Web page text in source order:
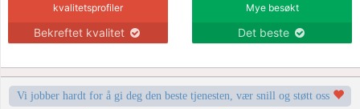
kvalitetsprofiler
Bekreftet kvalitet
Mye besøkt
Det beste
Vi jobber hardt for å gi deg den beste tjenesten, vær snill og støtt oss